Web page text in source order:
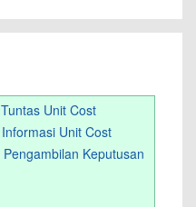
Unit Cost
Unit Cost
Keputusan